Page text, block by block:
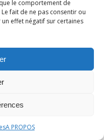
le comportement de
fait de ne pas consentir ou
effet négatif sur certaines
A PROPOS